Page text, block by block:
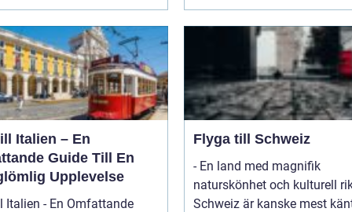
Italien – En
Guide Till En
Upplevelse
Italien - En Omfattande
Flyga till Schweiz
- En land med magnifik
naturskönhet och kulturell
Schweiz är kanske mest